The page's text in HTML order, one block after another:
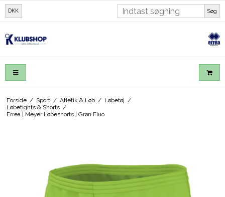
DKK Søg
Forside / Sport / Atletik & Løb / Løbetøj /
Løbetights & Shorts /
Errea | Meyer Løbeshorts | Grøn Fluo